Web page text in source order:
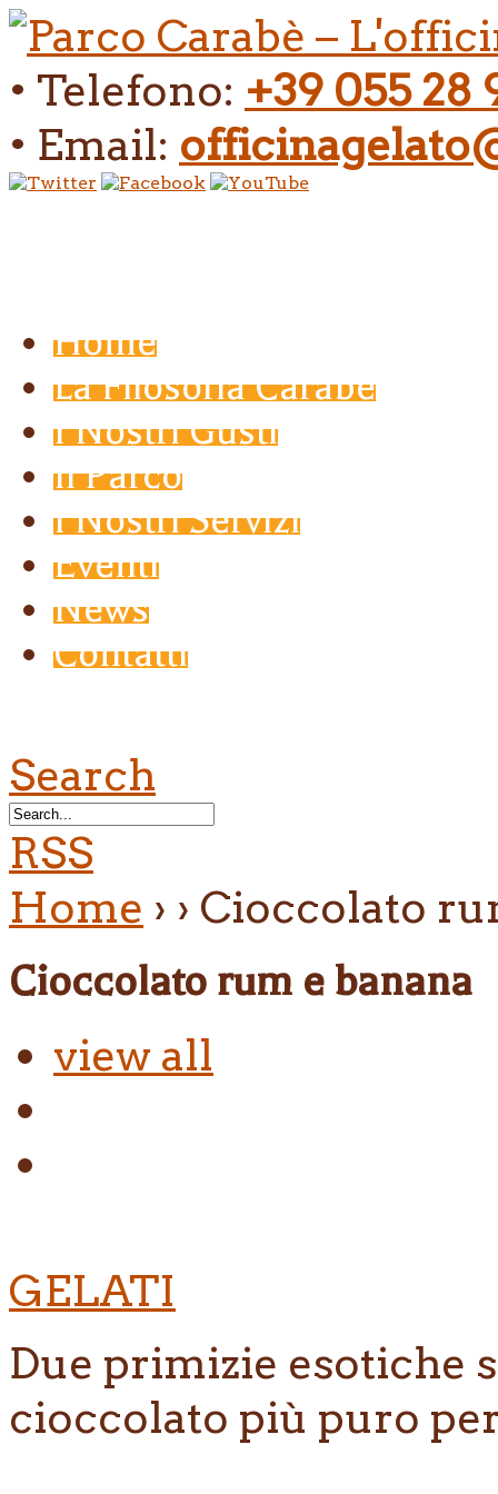
• Telefono: +39 055 28
• Email:
Home
La Filosofia Carabé
I Nostri Gusti
Il Parco
I Nostri Servizi
Eventi
News
Contatti
Search
RSS
Home › › Cioccolato
Cioccolato rum e banana
view all
GELATI
Due primizie esotiche
cioccolato più puro